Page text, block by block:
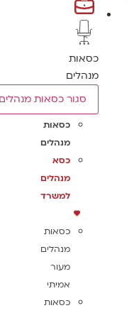
כסאות
מנהלים
סגור כסאות מנהלים
כסאות
מנהלים
כסא
מנהלים
למשרד
כסאות
מנהלים
מעור
אמיתי
כסאות